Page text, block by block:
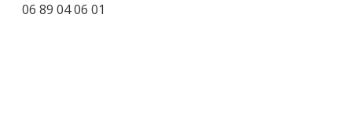
06 89 04 06 01